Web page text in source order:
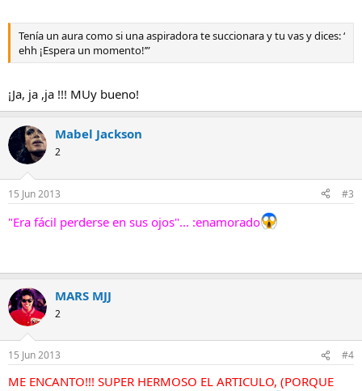
Tenía un aura como si una aspiradora te succionara y tu vas y dices: ‘
ehh ¡Espera un momento!’”
¡Ja, ja ,ja !!! MUy bueno!
Mabel Jackson
2
15 Jun 2013 #3
"Era fácil perderse en sus ojos"... :enamorado
MARS MJJ
2
15 Jun 2013 #4
ME ENCANTO!!! SUPER HERMOSO EL ARTICULO, (PORQUE